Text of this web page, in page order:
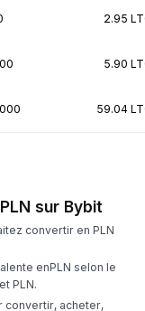
2.95
5.90
59.04
sur Bybit
convertir en PLN
enPLN selon le
PLN.
convertir, acheter,